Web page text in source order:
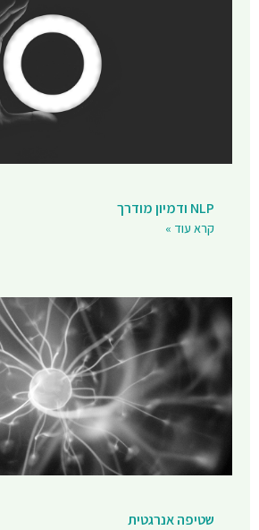
NLP ודמיון מודרך
קרא עוד »
שטיפה אנרגטית